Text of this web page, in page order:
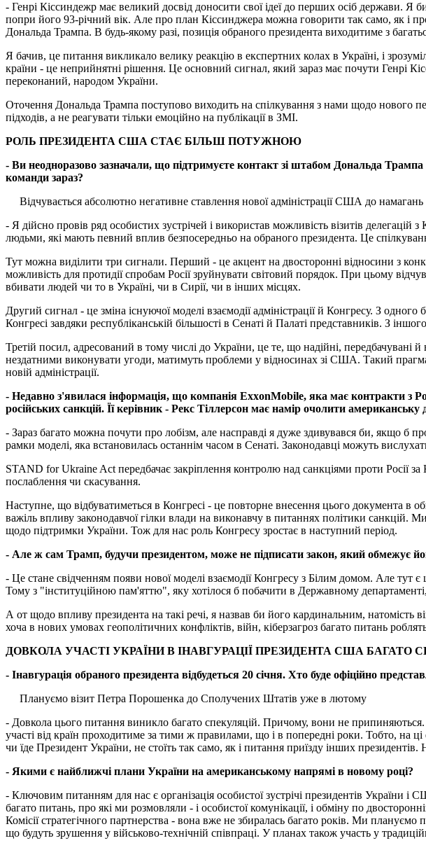
- Генрі Кіссиндежр має великий досвід доносити свої ідеї до перших осіб держави. Я
попри його 93-річний вік. Але про план Кіссинджера можна говорити так само, як і
Дональда Трампа. В будь-якому разі, позиція обраного президента виходитиме з
Я бачив, це питання викликало велику реакцію в експертних колах в Україні, і
країни - це неприйнятні рішення. Це основний сигнал, який зараз має почути Генрі
переконаний, народом України.
Оточення Дональда Трампа поступово виходить на спілкування з нами щодо нового
підходів, а не реагувати тільки емоційно на публікації в ЗМІ.
РОЛЬ ПРЕЗИДЕНТА США СТАЄ БІЛЬШ ПОТУЖНОЮ
- Ви неодноразово зазначали, що підтримуєте контакт зі штабом Дональда
команди зараз?
Відчувається абсолютно негативне ставлення нової адміністрації США до
- Я дійсно провів ряд особистих зустрічей і використав можливість візитів
людьми, які мають певний вплив безпосередньо на обраного президента. Це
Тут можна виділити три сигнали. Перший - це акцент на двосторонні відносини з
можливість для протидії спробам Росії зруйнувати світовий порядок. При цьому
вбивати людей чи то в Україні, чи в Сирії, чи в інших місцях.
Другий сигнал - це зміна існуючої моделі взаємодії адміністрації й Конгресу. З
Конгресі завдяки республіканській більшості в Сенаті й Палаті представників. З
Третій посил, адресований в тому числі до України, це те, що надійні, передбачувані
нездатними виконувати угоди, матимуть проблеми у відносинах зі США. Такий
новій адміністрації.
- Недавно з'явилася інформація, що компанія ExxonMobile, яка має контракти з
російських санкцій. Її керівник - Рекс Тіллерсон має намір очолити
- Зараз багато можна почути про лобізм, але насправді я дуже здивувався би, якщо
рамки моделі, яка встановилась останнім часом в Сенаті. Законодавці можуть
STAND for Ukraine Act передбачає закріплення контролю над санкціями проти Росії
послаблення чи скасування.
Наступне, що відбуватиметься в Конгресі - це повторне внесення цього документа в
важіль впливу законодавчої гілки влади на виконавчу в питаннях політики санкцій.
щодо підтримки України. Тож для нас роль Конгресу зростає в наступний період.
- Але ж сам Трамп, будучи президентом, може не підписати закон, який обмежує
- Це стане свідченням появи нової моделі взаємодії Конгресу з Білим домом. Але тут
Тому з "інституційною пам'яттю", яку хотілося б побачити в Державному
А от щодо впливу президента на такі речі, я назвав би його кардинальним, натомість
хоча в нових умовах геополітичних конфліктів, війн, кіберзагроз багато питань
ДОВКОЛА УЧАСТІ УКРАЇНИ В ІНАВГУРАЦІЇ ПРЕЗИДЕНТА США БАГАТО
- Інавгурація обраного президента відбудеться 20 січня. Хто буде офіційно
Плануємо візит Петра Порошенка до Сполучених Штатів уже в лютому
- Довкола цього питання виникло багато спекуляцій. Причому, вони не
участі від країн проходитиме за тими ж правилами, що і в попередні роки. Тобто, на
чи їде Президент України, не стоїть так само, як і питання приїзду інших
- Якими є найближчі плани України на американському напрямі в новому році?
- Ключовим питанням для нас є організація особистої зустрічі президентів
багато питань, про які ми розмовляли - і особистої комунікації, і обміну по
Комісії стратегічного партнерства - вона вже не збиралась багато років. Ми плануємо
що будуть зрушення у військово-технічній співпраці. У планах також участь у